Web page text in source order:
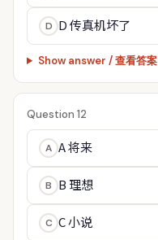
D D 传真机坏了
Show answer / 查看答案
Question 12
A A 将来
B B 理想
C C 小说